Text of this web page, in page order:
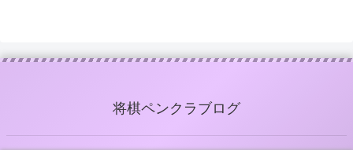
将棋ペンクラブログ